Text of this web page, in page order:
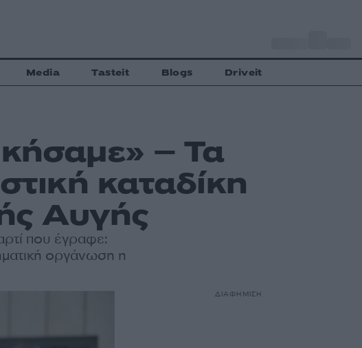
Media Tasteit Blogs Driveit
– Τα
καταδίκη
Αυγής
που έγραφε:
οργάνωση η
ΔΙΑΦΗΜΙΣΗ